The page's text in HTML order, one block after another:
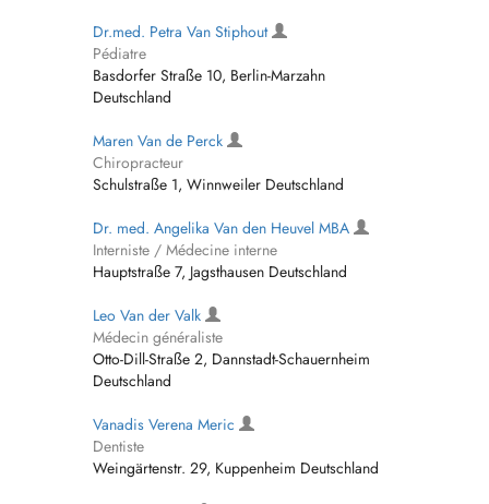
Dr.med. Petra Van Stiphout
Pédiatre
Basdorfer Straße 10, Berlin-Marzahn
Deutschland
Maren Van de Perck
Chiropracteur
Schulstraße 1, Winnweiler Deutschland
Dr. med. Angelika Van den Heuvel MBA
Interniste / Médecine interne
Hauptstraße 7, Jagsthausen Deutschland
Leo Van der Valk
Médecin généraliste
Otto-Dill-Straße 2, Dannstadt-Schauernheim
Deutschland
Vanadis Verena Meric
Dentiste
Weingärtenstr. 29, Kuppenheim Deutschland